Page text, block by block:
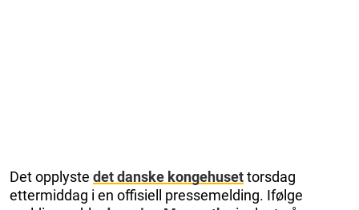
Det opplyste det danske kongehusettorsdag
ettermiddag i en offisiell pressemelding. Ifølge